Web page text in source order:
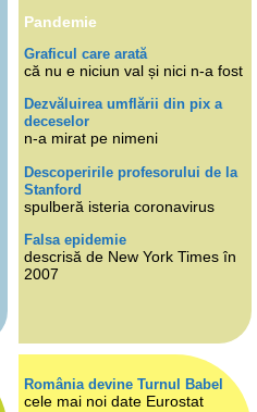
Pandemie
Graficul care arată
că nu e niciun val și nici n-a fost
Dezvăluirea umflării din pix a
deceselor
n-a mirat pe nimeni
Descoperirile profesorului de la
Stanford
spulberă isteria coronavirus
Falsa epidemie
descrisă de New York Times în
2007
România devine Turnul Babel
cele mai noi date Eurostat